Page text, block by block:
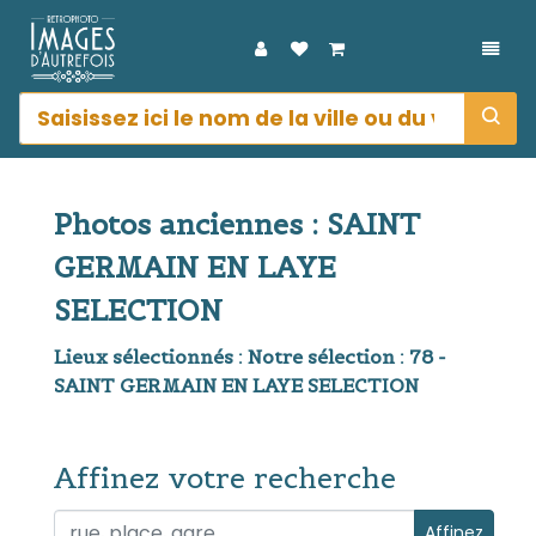
Photos anciennes : SAINT
GERMAIN EN LAYE
SELECTION
Lieux sélectionnés : Notre sélection : 78 -
SAINT GERMAIN EN LAYE SELECTION
Affinez votre recherche
Affinez votre recherche